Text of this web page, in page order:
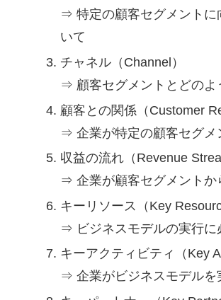
⇒ 特定の顧客セグメントに
いて
チャネル（Channel）
⇒ 顧客セグメントとどのよ
顧客との関係（Customer
⇒ 企業が特定の顧客セグメ
収益の流れ（Revenue
⇒ 企業が顧客セグメントか
キーリソース（Key
⇒ ビジネスモデルの実行に
キーアクティビティ（Key
⇒ 企業がビジネスモデルを